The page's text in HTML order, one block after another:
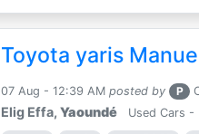
Toyota yaris
07 Aug - 12:39 AM posted by P
Elig Effa,Yaoundé Used Cars -